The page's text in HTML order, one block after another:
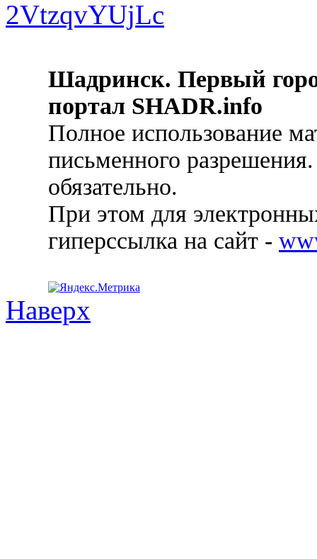
Шадринск. Первый
портал SHADR.info
Полное использование
письменного
обязательно.
При этом для
гиперссылка на сайт -
Наверх